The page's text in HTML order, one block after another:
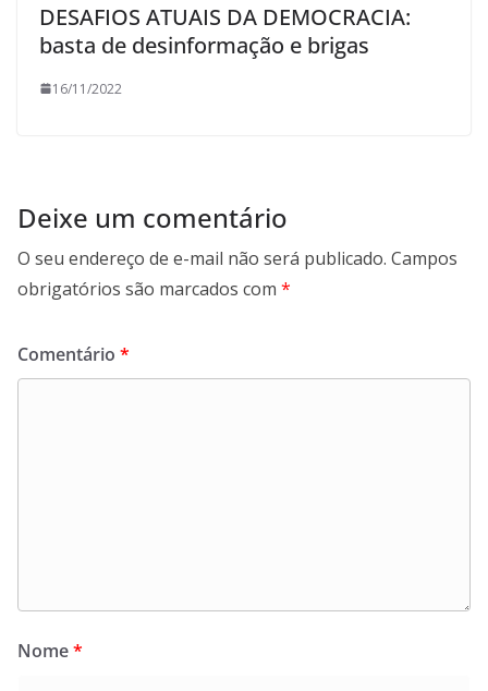
DESAFIOS ATUAIS DA DEMOCRACIA:
basta de desinformação e brigas
16/11/2022
Deixe um comentário
O seu endereço de e-mail não será publicado. Campos
obrigatórios são marcados com *
Comentário *
Nome*